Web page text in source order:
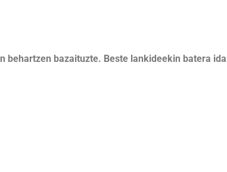
behartzen bazaituzte. Beste lankideekin batera